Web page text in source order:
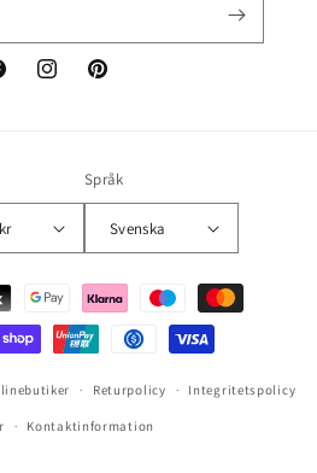
InstagramPinterest
Sverige | SEK kr
Språk
Svenska
Returpolicy Integritetspolicy
Kontaktinformation